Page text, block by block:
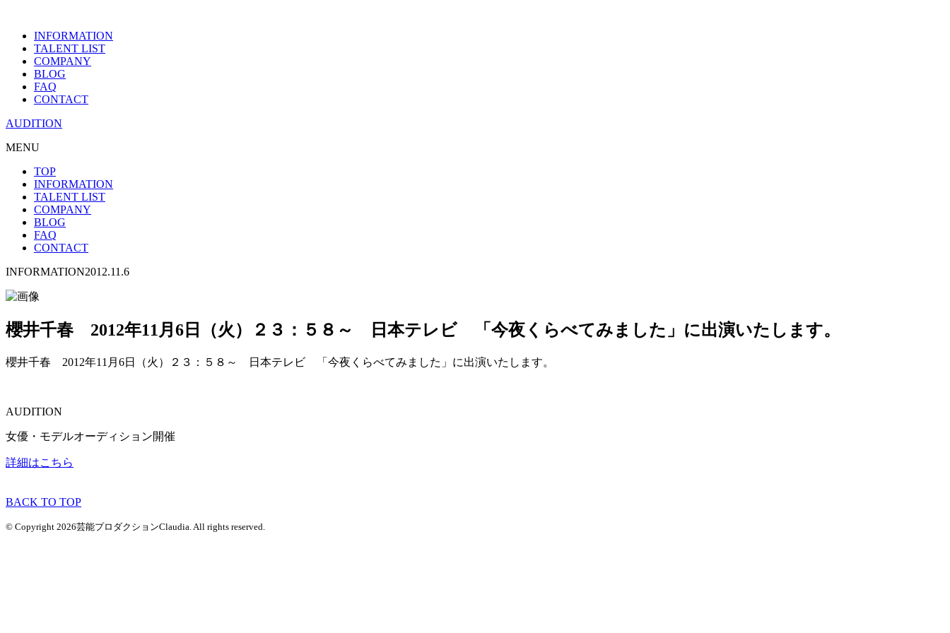
INFORMATION
TALENT LIST
COMPANY
BLOG
FAQ
CONTACT
AUDITION
MENU
TOP
INFORMATION
TALENT LIST
COMPANY
BLOG
FAQ
CONTACT
INFORMATION2012.11.6
櫻井千春 2012年11月6日（火）２３：５８～ 日本テレビ 「今夜くらべてみました」に出演いたします。
櫻井千春 2012年11月6日（火）２３：５８～ 日本テレビ 「今夜くらべてみました」に出演いたします。
AUDITION
女優・モデルオーディション開催
詳細はこちら
BACK TO TOP
© Copyright 2026芸能プロダクションClaudia. All rights reserved.